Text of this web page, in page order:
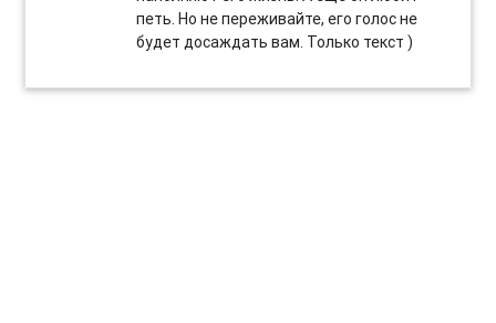
петь. Но не переживайте, его голос не
будет досаждать вам. Только текст )